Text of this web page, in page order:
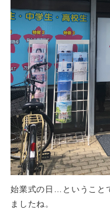
始業式の日…ということ
ましたね。